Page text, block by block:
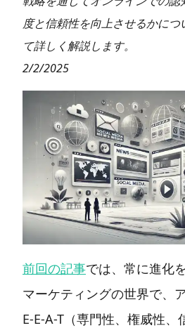
度と信頼性を向上させるかにつ
て詳しく解説します。
2/2/2025
前回の記事では、常に進化
マーケティングの世界で、
E-E-A-T（専門性、権威性、